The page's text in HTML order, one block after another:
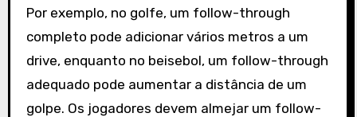
Por exemplo, no golfe, um follow-through
completo pode adicionar vários metros a um
drive, enquanto no beisebol, um follow-through
adequado pode aumentar a distância de um
golpe. Os jogadores devem almejar um follow-